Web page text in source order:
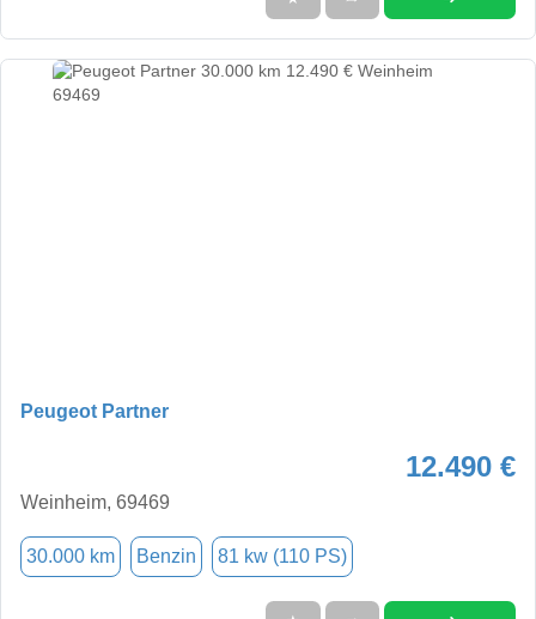
Peugeot Partner
12.490 €
Weinheim, 69469
30.000 km Benzin 81 kw (110 PS)